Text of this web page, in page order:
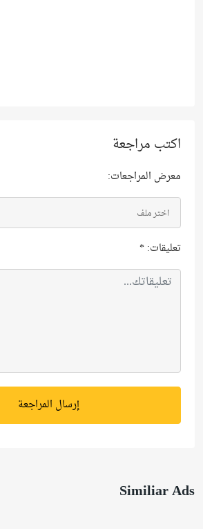
اكتب مراجعة
معرض المراجعات:
اختر ملف
تعليقات:*
إرسال المراجعة
Similiar Ads